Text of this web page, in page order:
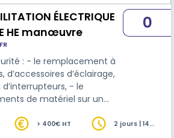
ÉLECTRIQUE
HE manœuvre
: - le remplacement à
d’accessoires d’éclairage,
- le
de matériel sur un
de cellule haute
0
> 400€ HT
2 jours | 14